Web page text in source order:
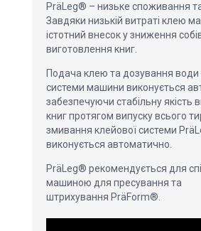
PräLeg® – низьке споживання
Завдяки низькій витраті клею
істотний внесок у зниження
виготовлення книг.
Подача клею та дозування води
системи машини виконується
забезпечуючи стабільну якість
книг протягом випуску всього
змивання клейової системи
виконується автоматично.
PräLeg® рекомендується для
машиною для пресування та
штрихування PräForm®.